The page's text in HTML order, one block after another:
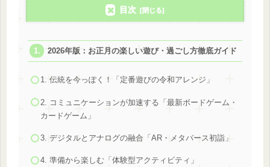
目次
2026年版：お正月の楽しい遊び・過ごし方徹底ガイド
1. 伝統を今っぽく！「定番遊びの令和アレンジ」
2. コミュニケーションが加速する「最新ボードゲーム・
カードゲーム」
3. デジタルとアナログの融合「AR・メタバース初詣」
4. 準備から楽しむ「体験型アクティビティ」